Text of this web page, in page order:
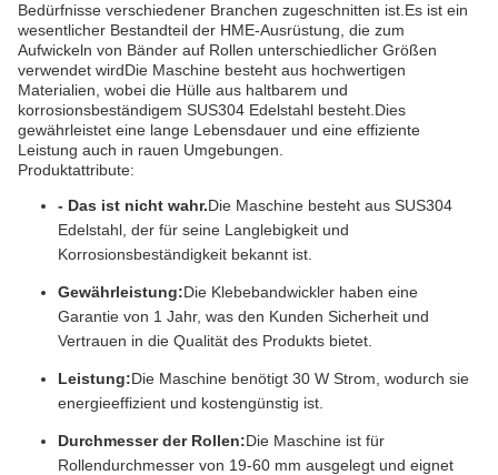
Bedürfnisse verschiedener Branchen zugeschnitten ist.Es ist ein
wesentlicher Bestandteil der HME-Ausrüstung, die zum
Aufwickeln von Bänder auf Rollen unterschiedlicher Größen
verwendet wirdDie Maschine besteht aus hochwertigen
Materialien, wobei die Hülle aus haltbarem und
korrosionsbeständigem SUS304 Edelstahl besteht.Dies
gewährleistet eine lange Lebensdauer und eine effiziente
Leistung auch in rauen Umgebungen.
Produktattribute:
- Das ist nicht wahr.Die Maschine besteht aus SUS304
Edelstahl, der für seine Langlebigkeit und
Korrosionsbeständigkeit bekannt ist.
Gewährleistung:Die Klebebandwickler haben eine
Garantie von 1 Jahr, was den Kunden Sicherheit und
Vertrauen in die Qualität des Produkts bietet.
Leistung:Die Maschine benötigt 30 W Strom, wodurch sie
energieeffizient und kostengünstig ist.
Durchmesser der Rollen:Die Maschine ist für
Rollendurchmesser von 19-60 mm ausgelegt und eignet